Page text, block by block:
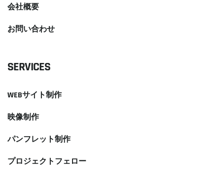
会社概要
お問い合わせ
SERVICES
WEBサイト制作
映像制作
パンフレット制作
プロジェクトフェロー